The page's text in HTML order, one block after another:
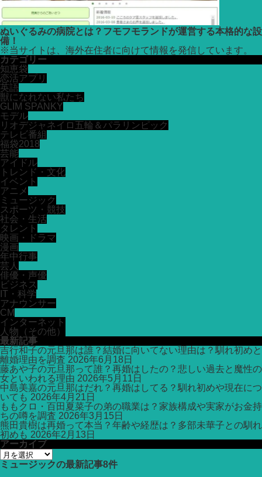
ぬいぐるみの病院とは？フモフモランドが運営する本格的な設
備！
※当サイトは、海外在住者に向けて情報を発信しています。
カテゴリー
知恵袋
恋活アプリ
英語
獣になれない私たち
GLIM SPANKY
モデル
リオデジャネイロ五輪＆パラリンピック
テレビ番組
福袋2018
芸能
アイドル
トレンド・文化
イベント
アニメ
ミュージック
スポーツ・競技
社会・生活
タレント
映画・ドラマ
漫画
年中行事
芸人
俳優・声優
ビジネス
IT・科学
アナウンサー
CM
インターネット
人物（その他）
最新記事
吉行和子の元旦那は誰？結婚に向いてない理由は？馴れ初めと
離婚理由を調査 2026年6月18日
藤あや子の元旦那って誰？再婚はしたの？悲しい過去と魔性の
女といわれる理由 2026年5月11日
中島美嘉の元旦那はだれ？再婚はしてる？馴れ初めや現在につ
いても 2026年4月21日
ももクロ・百田夏菜子の弟の職業は？家族構成や実家がお金持
ちの噂を調査 2026年3月15日
熊田貴樹は再婚って本当？年齢や経歴は？多部未華子との馴れ
初めも 2026年2月13日
アーカイブ
ア
ー
カ
ミュージックの最新記事8件